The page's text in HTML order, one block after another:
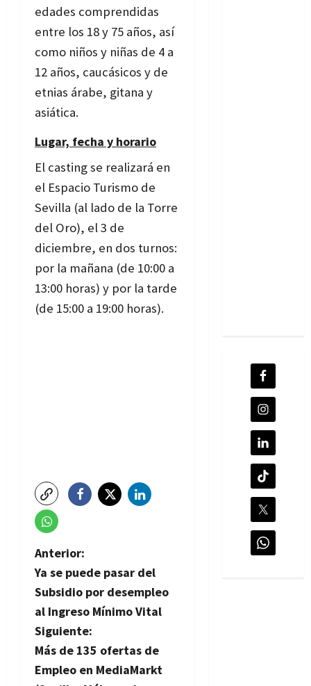
edades comprendidas
entre los 18 y 75 años, así
como niños y niñas de 4 a
12 años, caucásicos y de
etnias árabe, gitana y
asiática.
Lugar, fecha y horario
El casting se realizará en
el Espacio Turismo de
Sevilla (al lado de la Torre
del Oro), el 3 de
diciembre, en dos turnos:
por la mañana (de 10:00 a
13:00 horas) y por la tarde
(de 15:00 a 19:00 horas).
N
a
v
e
g
Anterior:
Ya se puede pasar del
Subsidio por desempleo
al Ingreso Mínimo Vital
Siguiente:
Más de 135 ofertas de
Empleo en MediaMarkt